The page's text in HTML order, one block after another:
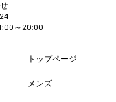
～20:00
トップページ
メンズ